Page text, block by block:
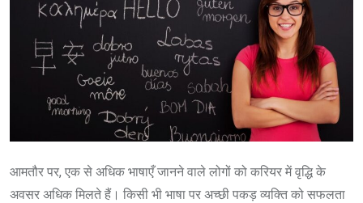
आमतौर पर, एक से अधिक भाषाएँ जानने वाले लोगों को करियर में वृद्धि के
अवसर अधिक मिलते हैं। किसी भी भाषा पर अच्छी पकड़ व्यक्ति को सफलता